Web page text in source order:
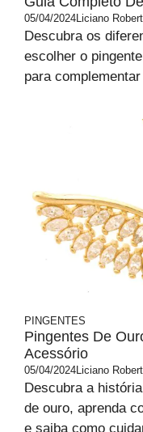
05/04/2024Liciano
Descubra os
escolher o
para
PINGENTES
Pingentes De
Acessório
05/04/2024Liciano
Descubra a
de ouro, aprenda
e saiba como